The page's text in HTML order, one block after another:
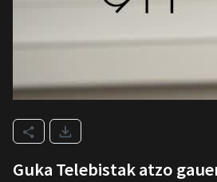
Guka Telebistak atzo